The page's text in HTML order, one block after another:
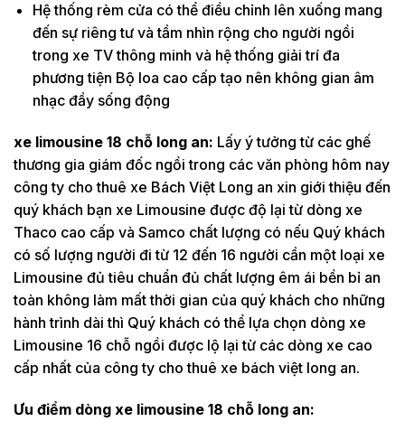
Hệ thống rèm cửa có thể điều chỉnh lên xuống mang
đến sự riêng tư và tầm nhìn rộng cho người ngồi
trong xe TV thông minh và hệ thống giải trí đa
phương tiện Bộ loa cao cấp tạo nên không gian âm
nhạc đầy sống động
xe limousine 18 chỗ long an: Lấy ý tưởng từ các ghế
thương gia giám đốc ngồi trong các văn phòng hôm nay
công ty cho thuê xe Bách Việt Long an xin giới thiệu đến
quý khách bạn xe Limousine được độ lại từ dòng xe
Thaco cao cấp và Samco chất lượng có nếu Quý khách
có số lượng người đi từ 12 đến 16 người cần một loại xe
Limousine đủ tiêu chuẩn đủ chất lượng êm ái bền bỉ an
toàn không làm mất thời gian của quý khách cho những
hành trình dài thì Quý khách có thể lựa chọn dòng xe
Limousine 16 chỗ ngồi được lộ lại từ các dòng xe cao
cấp nhất của công ty cho thuê xe bách việt long an.
Ưu điểm dòng xe limousine 18 chỗ long an: